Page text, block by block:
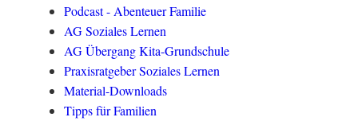
Podcast - Abenteuer Familie
AG Soziales Lernen
AG Übergang Kita-Grundschule
Praxisratgeber Soziales Lernen
Material-Downloads
Tipps für Familien